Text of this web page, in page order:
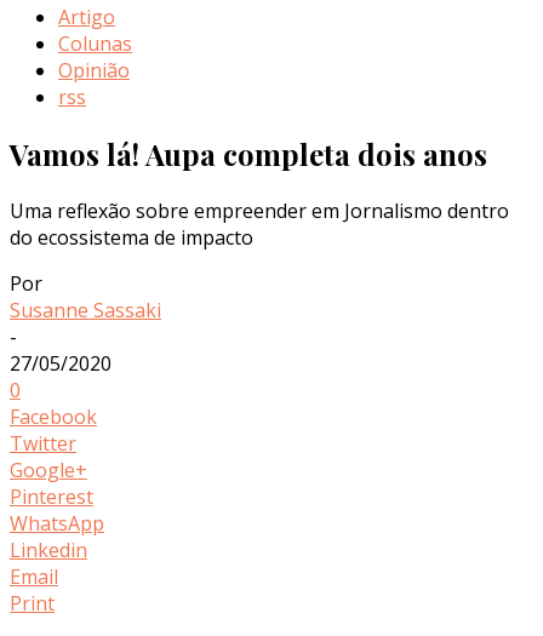
Artigo
Colunas
Opinião
rss
Vamos lá! Aupa completa dois anos
Uma reflexão sobre empreender em Jornalismo dentro
do ecossistema de impacto
Por
Susanne Sassaki
-
27/05/2020
0
Facebook
Twitter
Google+
Pinterest
WhatsApp
Linkedin
Email
Print